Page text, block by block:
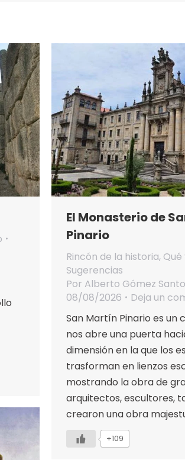
El Monasterio de
Pinario
Rincón de la historia,
Sugerencias
Por Alberto Gómez
08/08/2026
Deja un
San Martín Pinario es un
nos abre una puerta
dimensión en la que los
trasforman en lienzos
mostrando la obra de
arquitectos, escultores,
crearon una obra
+109